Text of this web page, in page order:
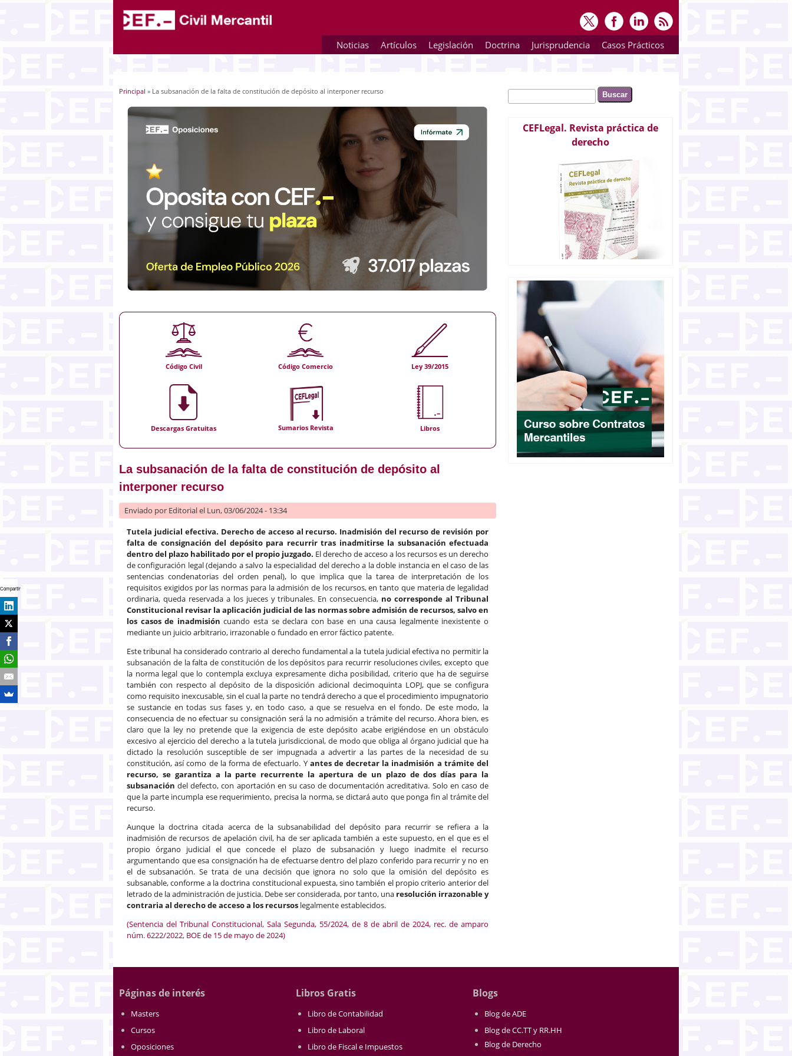
Noticias Artículos Legislación Doctrina Jurisprudencia Casos Prácticos
Usted está aquí
Principal » La subsanación de la falta de constitución de depósito al interponer recurso
Código Civil Código Comercio Ley 39/2015
Descargas Gratuitas Sumarios Revista Libros
La subsanación de la falta de constitución de depósito al
interponer recurso
Enviado por Editorialel Lun, 03/06/2024 - 13:34
Tutela judicial efectiva. Derecho de acceso al recurso. Inadmisión del recurso de revisión por
falta de consignación del depósito para recurrir tras inadmitirse la subsanación efectuada
dentro del plazo habilitado por el propio juzgado. El derecho de acceso a los recursos es un derecho
de configuración legal (dejando a salvo la especialidad del derecho a la doble instancia en el caso de las
sentencias condenatorias del orden penal), lo que implica que la tarea de interpretación de los
requisitos exigidos por las normas para la admisión de los recursos, en tanto que materia de legalidad
ordinaria, queda reservada a los jueces y tribunales. En consecuencia, no corresponde al Tribunal
Constitucional revisar la aplicación judicial de las normas sobre admisión de recursos, salvo en
los casos de inadmisión cuando esta se declara con base en una causa legalmente inexistente o
mediante un juicio arbitrario, irrazonable o fundado en error fáctico patente.
Este tribunal ha considerado contrario al derecho fundamental a la tutela judicial efectiva no permitir la
subsanación de la falta de constitución de los depósitos para recurrir resoluciones civiles, excepto que
la norma legal que lo contempla excluya expresamente dicha posibilidad, criterio que ha de seguirse
también con respecto al depósito de la disposición adicional decimoquinta LOPJ, que se configura
como requisito inexcusable, sin el cual la parte no tendrá derecho a que el procedimiento impugnatorio
se sustancie en todas sus fases y, en todo caso, a que se resuelva en el fondo. De este modo, la
consecuencia de no efectuar su consignación será la no admisión a trámite del recurso. Ahora bien, es
claro que la ley no pretende que la exigencia de este depósito acabe erigiéndose en un obstáculo
excesivo al ejercicio del derecho a la tutela jurisdiccional, de modo que obliga al órgano judicial que ha
dictado la resolución susceptible de ser impugnada a advertir a las partes de la necesidad de su
constitución, así como de la forma de efectuarlo. Y antes de decretar la inadmisión a trámite del
recurso, se garantiza a la parte recurrente la apertura de un plazo de dos días para la
subsanación del defecto, con aportación en su caso de documentación acreditativa. Solo en caso de
que la parte incumpla ese requerimiento, precisa la norma, se dictará auto que ponga fin al trámite del
recurso.
Aunque la doctrina citada acerca de la subsanabilidad del depósito para recurrir se refiera a la
inadmisión de recursos de apelación civil, ha de ser aplicada también a este supuesto, en el que es el
propio órgano judicial el que concede el plazo de subsanación y luego inadmite el recurso
argumentando que esa consignación ha de efectuarse dentro del plazo conferido para recurrir y no en
el de subsanación. Se trata de una decisión que ignora no solo que la omisión del depósito es
subsanable, conforme a la doctrina constitucional expuesta, sino también el propio criterio anterior del
letrado de la administración de justicia. Debe ser considerada, por tanto, una resolución irrazonable y
contraria al derecho de acceso a los recursos legalmente establecidos.
(Sentencia del Tribunal Constitucional, Sala Segunda, 55/2024, de 8 de abril de 2024, rec. de amparo
núm. 6222/2022, BOE de 15 de mayo de 2024)
Formulario de búsqueda
Buscar
CEFLegal. Revista práctica de
derecho
Páginas de interés
Masters
Cursos
Oposiciones
Libros Gratis
Libro de Contabilidad
Libro de Laboral
Libro de Fiscal e Impuestos
Blogs
Blog de ADE
Blog de CC.TT y RR.HH
Blog de Derecho
Compartir